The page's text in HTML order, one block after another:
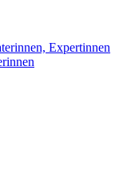
Expertinnen